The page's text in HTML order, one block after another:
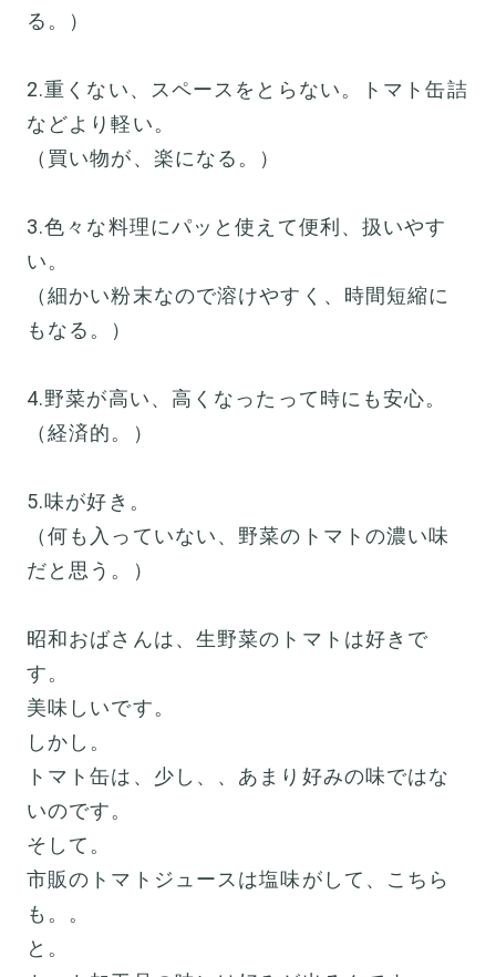
る。）
2.重くない、スペースをとらない。トマト缶詰
などより軽い。
（買い物が、楽になる。）
3.色々な料理にパッと使えて便利、扱いやす
い。
（細かい粉末なので溶けやすく、時間短縮に
もなる。）
4.野菜が高い、高くなったって時にも安心。
（経済的。）
5.味が好き。
（何も入っていない、野菜のトマトの濃い味
だと思う。）
昭和おばさんは、生野菜のトマトは好きで
す。
美味しいです。
しかし。
トマト缶は、少し、、あまり好みの味ではな
いのです。
そして。
市販のトマトジュースは塩味がして、こちら
も。。
と。